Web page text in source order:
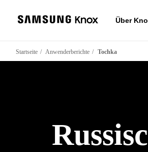
Über
Startseite Anwenderberichte Tochka